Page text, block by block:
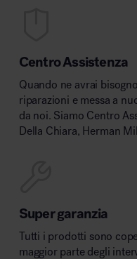
Centro Assistenza
Quando ne avrai
riparazioni e messa a
da noi. Siamo Centro
Della Chiara, Herman
Super garanzia
Tutti i prodotti sono
maggior parte degli